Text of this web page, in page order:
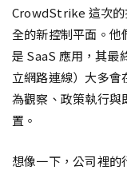
CrowdStrike 這次的
全的新控制平面。他
是 SaaS 應用，其最
立網路連線）大多
為觀察、政策執行與
置。
想像一下，公司裡的